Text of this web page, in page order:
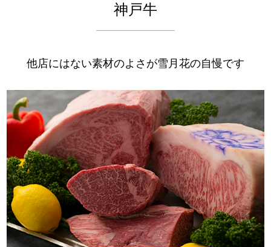
神戸牛
他店にはない素材のよさが雪月花の自慢です